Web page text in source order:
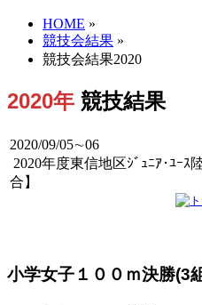
HOME »
競技会結果 »
競技会結果2020
2020年 競技結果
2020/09/05∼06
2020年度東信地区ｼﾞｭﾆｱ･ﾕｰ
合】
小学女子１００ｍ決勝(3